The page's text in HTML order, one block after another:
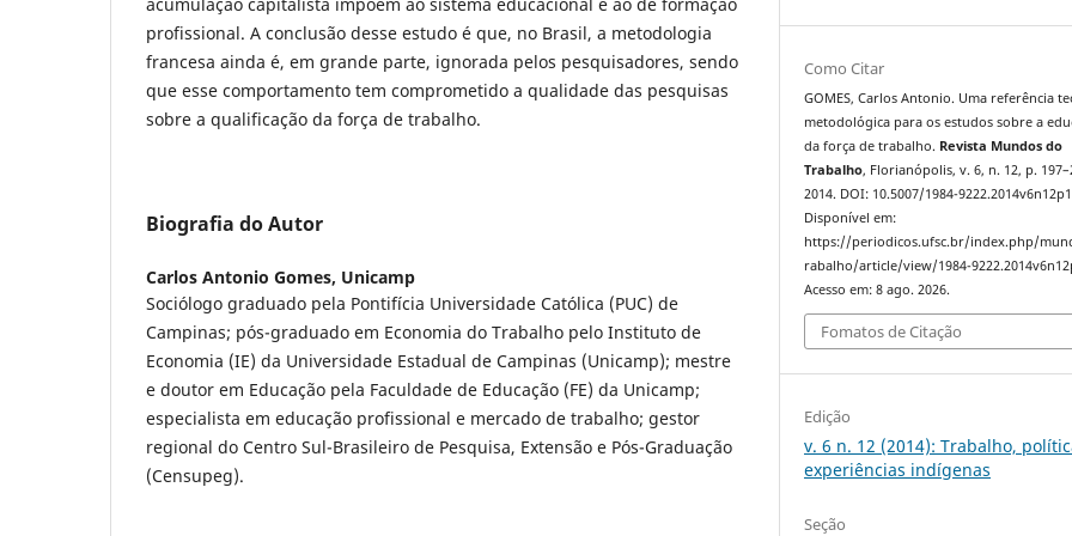
profissional. A conclusão desse estudo é que, no Brasil, a metodologia
francesa ainda é, em grande parte, ignorada pelos pesquisadores, sendo
que esse comportamento tem comprometido a qualidade das pesquisas
sobre a qualificação da força de trabalho.
Biografia do Autor
Carlos Antonio Gomes, Unicamp
Sociólogo graduado pela Pontifícia Universidade Católica (PUC) de
Campinas; pós-graduado em Economia do Trabalho pelo Instituto de
Economia (IE) da Universidade Estadual de Campinas (Unicamp); mestre
e doutor em Educação pela Faculdade de Educação (FE) da Unicamp;
especialista em educação profissional e mercado de trabalho; gestor
regional do Centro Sul-Brasileiro de Pesquisa, Extensão e Pós-Graduação
(Censupeg).
Como Citar
GOMES, Carlos Antonio. Uma referência
metodológica para os estudos sobre a
da força de trabalho. Revista Mundos do
Trabalho, Florianópolis, v. 6, n. 12, p.
2014. DOI: 10.5007/1984-
Disponível em:
https://periodicos.ufsc.br/index.php/
rabalho/article/view/1984-
Acesso em: 8 ago. 2026.
Fomatos de Citação
Edição
v. 6 n. 12 (2014): Trabalho,
experiências indígenas
Seção